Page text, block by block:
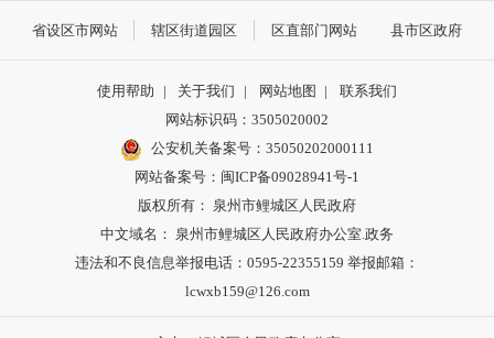
省设区市网站 辖区街道园区 区直部门网站 县市区政府
使用帮助 | 关于我们 | 网站地图 |
联系我们
网站标识码：3505020002
公安机关备案号：35050202000111
网站备案号：闽ICP备09028941号-1
版权所有： 泉州市鲤城区人民政府
中文域名： 泉州市鲤城区人民政府办公室.政务
违法和不良信息举报电话：0595-22355159 举报邮箱：
lcwxb159@126.com